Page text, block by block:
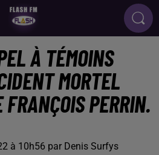
À TÉMOINS
MORTEL
FRANÇOIS PERRIN.
à 10h56 par Denis Surfys